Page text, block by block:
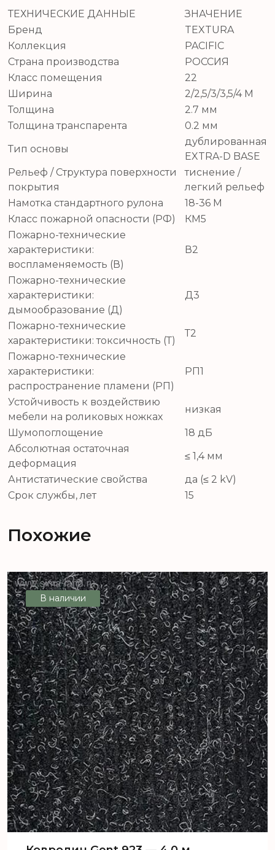
ТЕХНИЧЕСКИЕ ДАННЫЕ
ЗНАЧЕНИЕ
Бренд
TEXTURA
Коллекция
PACIFIC
Страна производства
РОССИЯ
Класс помещения
22
Ширина
2/2,5/3/3,5/4 М
Толщина
2.7 мм
Толщина транспарента
0.2 мм
Тип основы
дублированная
EXTRA-D BASE
Рельеф / Структура поверхности
покрытия
тиснение /
легкий рельеф
Намотка стандартного рулона
18-36 М
Класс пожарной опасности (РФ)
КМ5
Пожарно-технические
характеристики:
воспламеняемость (В)
В2
Пожарно-технические
характеристики:
дымообразование (Д)
Д3
Пожарно-технические
характеристики: токсичность (Т)
Т2
Пожарно-технические
характеристики:
распространение пламени (РП)
РП1
Устойчивость к воздействию
мебели на роликовых ножках
низкая
Шумопоглощение
18 дБ
Абсолютная остаточная
деформация
≤ 1,4 мм
Антистатические свойства
да (≤ 2 kV)
Срок службы, лет
15
Похожие
В наличии